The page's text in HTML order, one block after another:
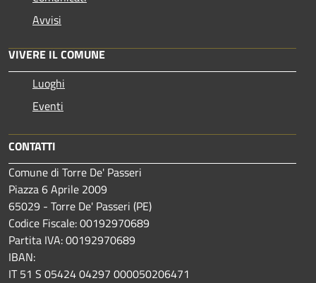
Avvisi
VIVERE IL COMUNE
Luoghi
Eventi
CONTATTI
Comune di Torre De' Passeri
Piazza 6 Aprile 2009
65029 - Torre De' Passeri (PE)
Codice Fiscale: 00192970689
Partita IVA: 00192970689
IBAN:
IT 51 S 05424 04297 000050206471